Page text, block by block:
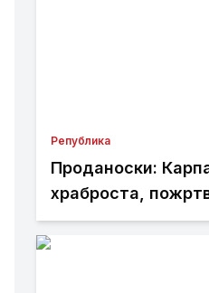
Република
Проданоски:
храброста,
љубовта кон